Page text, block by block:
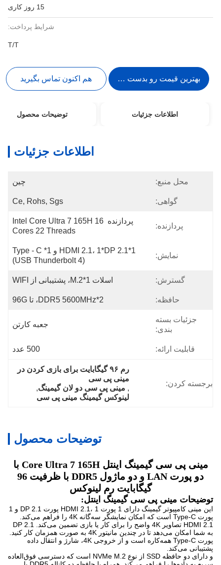
15 روز کاری
شرایط پرداخت:
T/T
بهترین قیمت رو بدست بیار هم اکنون تماس بگیرید
اطلاعات جزئیات توضیحات محصول
اطلاعات جزئیات
محل منبع: چین
گواهی: Ce, Rohs, Sgs
پردازنده:
پردازنده Intel Core Ultra 7 165H 16
Cores 22 Threads
نمایش:
1*HDMI 2.1، 1*DP 2.1 و 1*Type - C
(USB Thunderbolt 4)
گسترش: اسلات 1*M.2، پشتیبانی از WIFI
حافظه: 2*DDR5 5600MHz، تا 96G
جزئیات بسته
بندی:
جعبه کارتن
قابلیت ارائه: 500 عدد
برجسته کردن:
رم ۹۶ گیگابایت برای بازی کردن در
مینی پی سی
, مینی پی سی دو لان گیمینگ,
لینوکس گیمینگ مینی پی سی
توضیحات محصول
مینی پی سی گیمینگ اینتل Core Ultra 7 165H با
دو پورت LAN و دو ماژول DDR5 با ظرفیت 96
گیگابایت رم لینوکس
توضیحات مینی پی سی گیمینگ اینتل:
این مینی کامپیوتر گیمینگ دارای 1 پورت HDMI 2.1، 1 پورت DP 2.1 و 1
پورت Type-C است که امکان نمایشگر سه‌گانه 4K را فراهم می‌کند.
HDMI 2.1 تصاویر 4K واضح را برای کار یا بازی تضمین می‌کند. DP 2.1
به شما امکان می‌دهد تا در چندین مانیتور 4K به صورت همزمان کار کنید.
پورت Type-C همه‌کاره است و از خروجی 4K، شارژ و انتقال داده
پشتیبانی می‌کند.
و دارای دو حافظه SSD از نوع NVMe M.2 است که دسترسی فوق‌العاده